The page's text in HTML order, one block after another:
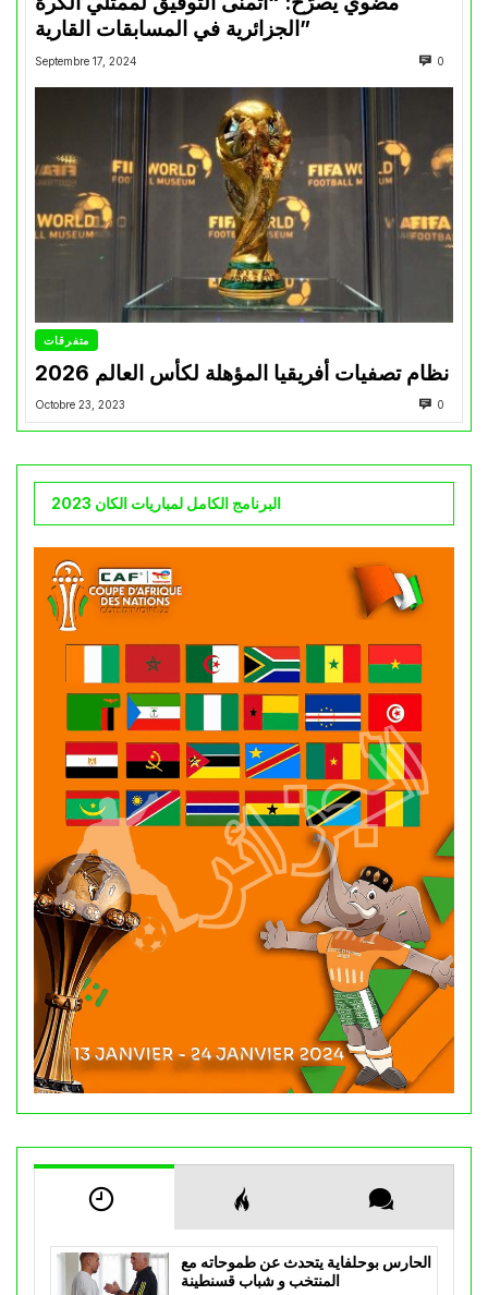
الجزائرية في المسابقات القارية”
Septembre 17, 2024 0
متفرقات
نظام تصفيات أفريقيا المؤهلة لكأس العالم 2026
Octobre 23, 2023 0
البرنامج الكامل لمباريات الكان 2023
الحارس بوحلفاية يتحدث عن طموحاته مع
المنتخب و شباب قسنطينة